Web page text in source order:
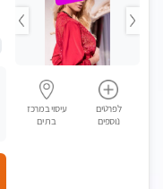
לפרטים
נוספים
עיסוי במרכז
בת ים